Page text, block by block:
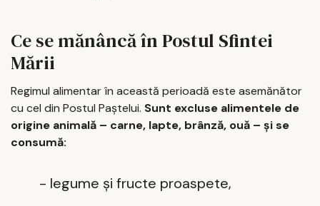
Ce se mănâncă în Postul Sfintei
Mării
Regimul alimentar în această perioadă este asemănător
cu cel din Postul Paștelui. Sunt excluse alimentele de
origine animală – carne, lapte, brânză, ouă – și se
consumă:
- legume și fructe proaspete,